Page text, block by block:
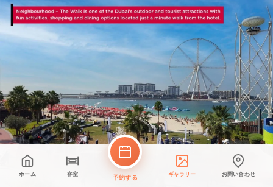
ホーム 客室 予約する ギャラリー お問い合わせ